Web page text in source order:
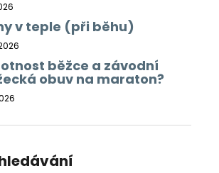
v teple (při běhu)
běžce a závodní
obuv na maraton?